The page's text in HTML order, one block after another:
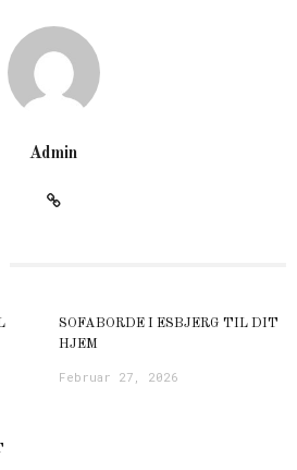
Admin
SOFABORDE I ESBJERG TIL DIT
HJEM
Februar 27, 2026